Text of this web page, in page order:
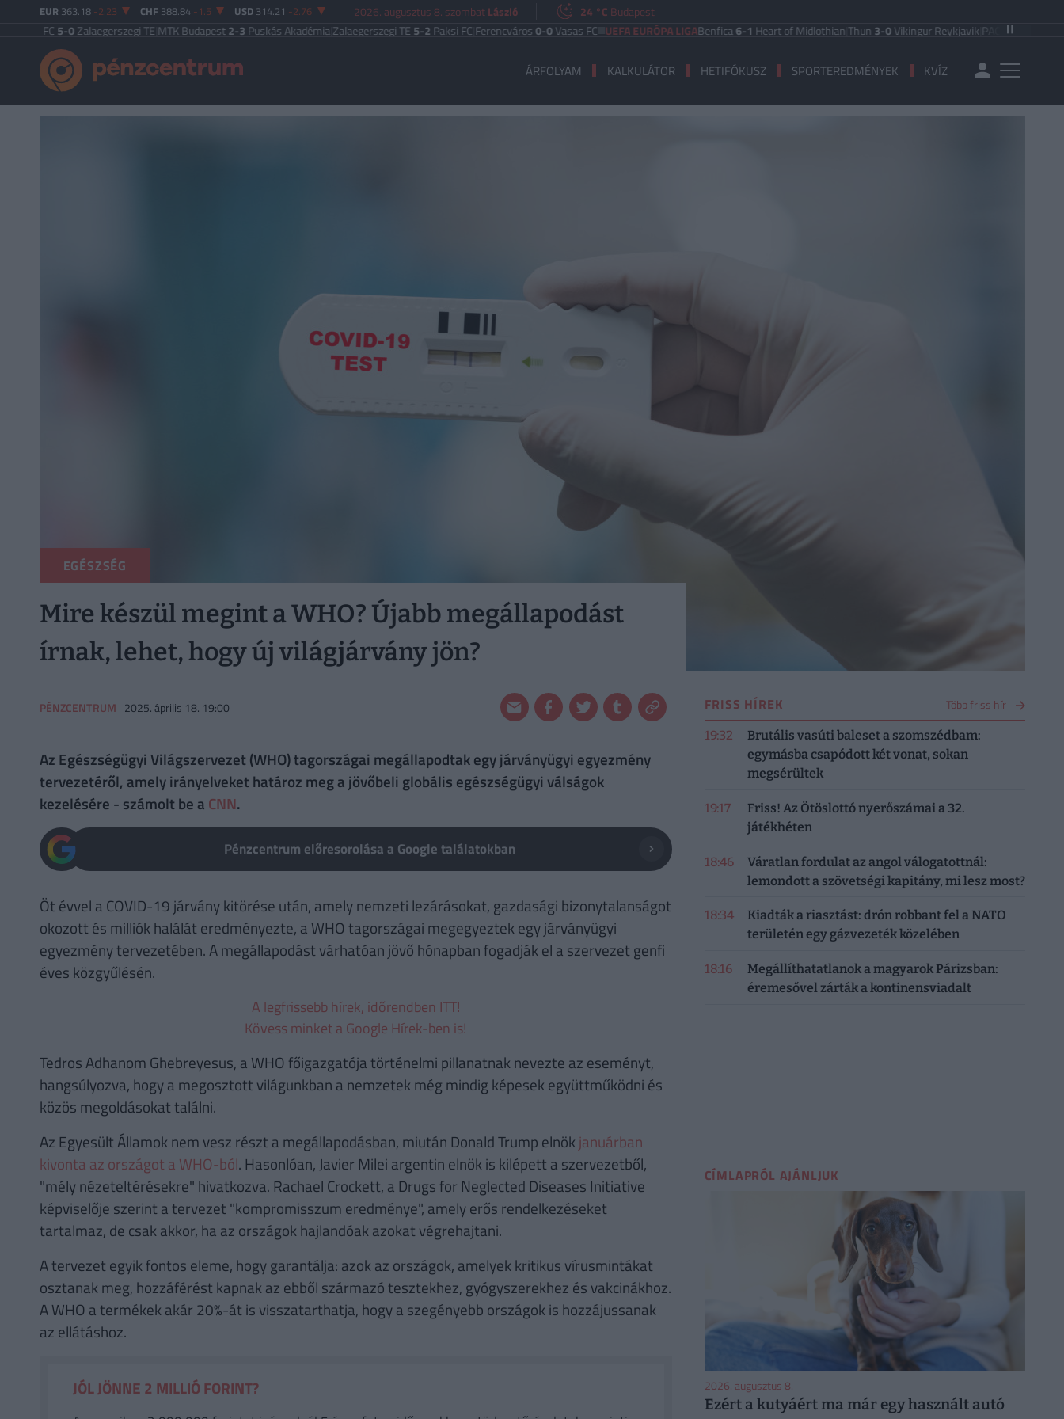
EUR 363.18 -2.23 CHF 388.84 -1.5 USD 314.21 -2.76 2026. augusztus 8. szombatLászló 24 °C Budapest
Zalaegerszegi TE|MTK Budapest2-3Puskás Akadémia|Zalaegerszegi TE5-2Paksi FC| Ferencváros0-0Vasas FC UEFA EURÓPA LIGABenfica6-1Heart of Midlothian|Thun3-0 Vikingur Reykjavik|PAOK Saloniki 0-1
ÁRFOLYAM KALKULÁTOR HETIFÓKUSZ SPORTEREDMÉNYEK KVÍZ
EGÉSZSÉG
Mire készül megint a WHO? Újabb megállapodást
írnak, lehet, hogy új világjárvány jön?
PÉNZCENTRUM 2025. április 18. 19:00
Az Egészségügyi Világszervezet (WHO) tagországai megállapodtak egy járványügyi egyezmény
tervezetéről, amely irányelveket határoz meg a jövőbeli globális egészségügyi válságok
kezelésére - számolt be a CNN.
Pénzcentrum előresorolása a Google találatokban
Öt évvel a COVID-19 járvány kitörése után, amely nemzeti lezárásokat, gazdasági bizonytalanságot
okozott és milliók halálát eredményezte, a WHO tagországai megegyeztek egy járványügyi
egyezmény tervezetében. A megállapodást várhatóan jövő hónapban fogadják el a szervezet genfi
éves közgyűlésén.
A legfrissebb hírek, időrendben ITT!
Kövess minket a Google Hírek-ben is!
Tedros Adhanom Ghebreyesus, a WHO főigazgatója történelmi pillanatnak nevezte az eseményt,
hangsúlyozva, hogy a megosztott világunkban a nemzetek még mindig képesek együttműködni és
közös megoldásokat találni.
Az Egyesült Államok nem vesz részt a megállapodásban, miután Donald Trump elnökjanuárban
kivonta az országot a WHO-ból. Hasonlóan, Javier Milei argentin elnök is kilépett a szervezetből,
"mély nézeteltérésekre" hivatkozva. Rachael Crockett, a Drugs for Neglected Diseases Initiative
képviselője szerint a tervezet "kompromisszum eredménye", amely erős rendelkezéseket
tartalmaz, de csak akkor, ha az országok hajlandóak azokat végrehajtani.
A tervezet egyik fontos eleme, hogy garantálja: azok az országok, amelyek kritikus vírusmintákat
osztanak meg, hozzáférést kapnak az ebből származó tesztekhez, gyógyszerekhez és vakcinákhoz.
A WHO a termékek akár 20%-át is visszatarthatja, hogy a szegényebb országok is hozzájussanak
az ellátáshoz.
JÓL JÖNNE 2 MILLIÓ FORINT?
FRISS HÍREK Több friss hír
19:32
Brutális vasúti baleset a szomszédbam:
egymásba csapódott két vonat, sokan
megsérültek
19:17
Friss! Az Ötöslottó nyerőszámai a 32.
játékhéten
18:46
Váratlan fordulat az angol válogatottnál:
lemondott a szövetségi kapitány, mi lesz most?
18:34
Kiadták a riasztást: drón robbant fel a NATO
területén egy gázvezeték közelében
18:16
Megállíthatatlanok a magyarok Párizsban:
éremesővel zárták a kontinensviadalt
CÍMLAPRÓL AJÁNLJUK
2026. augusztus 8.
Ezért a kutyáért ma már egy használt autó